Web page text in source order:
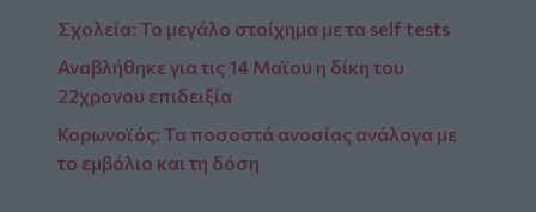
Σχολεία: Το μεγάλο στοίχημα με τα self tests
Αναβλήθηκε για τις 14 Μαϊου η δίκη του
22χρονου επιδειξία
Κορωνοϊός: Τα ποσοστά ανοσίας ανάλογα με
το εμβόλιο και τη δόση